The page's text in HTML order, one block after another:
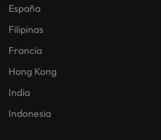
España
Filipinas
Francia
Hong Kong
India
Indonesia